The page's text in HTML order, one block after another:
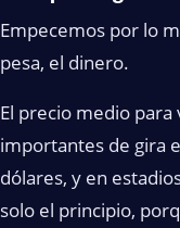
Empecemos por lo
pesa, el dinero.
El precio medio
importantes de gira
dólares, y en
solo el principio,